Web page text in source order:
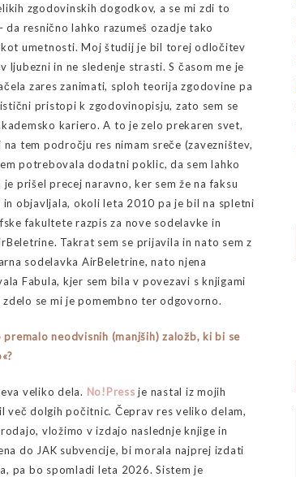
zgodovinskih dogodkov, a se mi zdi to
da resnično lahko razumeš ozadje tako
umetnosti. Moj študij je bil torej odločitev
ljubezni in ne sledenje strasti. S časom me je
zares zanimati, sploh teorija zgodovine pa
pristopi k zgodovinopisju, zato sem se
kariero. A to je zelo prekaren svet,
na tem področju res nimam sreče (zavezništev,
potrebovala dodatni poklic, da sem lahko
je prišel precej naravno, ker sem že na faksu
in objavljala, okoli leta 2010 pa je bil na spletni
fakultete razpis za nove sodelavke in
Takrat sem se prijavila in nato sem z
sodelavka AirBeletrine, nato njena
Fabula, kjer sem bila v povezavi s knjigami
se mi je pomembno ter odgovorno.
neodvisnih (manjših) založb, ki bi se
veliko dela. No!Press je nastal iz mojih
dolgih počitnic. Čeprav res veliko delam,
vložimo v izdajo naslednje knjige in
do JAK subvencije, bi morala najprej izdati
pa bo spomladi leta 2026. Sistem je